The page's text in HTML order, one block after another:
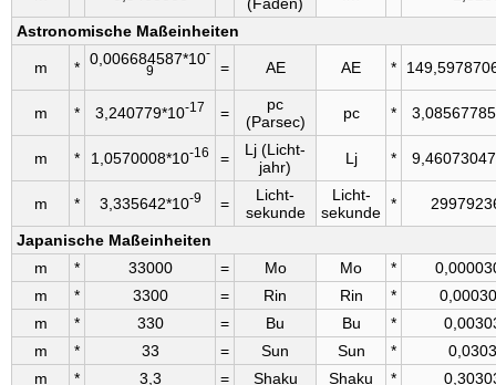
Astronomische Maßeinheiten
m * 0,006684587*10-
9
= AE AE *
m * 3,240779*10-17 =
pc
(Parsec)
pc *
m * 1,0570008*10-16 =
Lj (Licht­
jahr)
Lj *
m * 3,335642*10-9 =
Licht­
sekunde
Licht­
sekunde *
Japanische Maßeinheiten
m
* 33000 = Mo Mo *
m
* 3300 = Rin Rin *
m
* 330 = Bu Bu *
m
* 33 = Sun Sun *
m
* 3,3 = Shaku Shaku *